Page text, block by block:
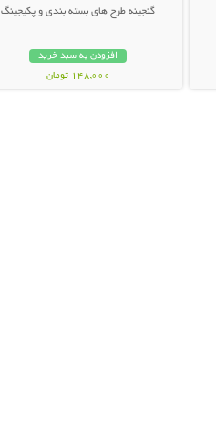
گنجینه طرح های بسته بندی و پکیجینگ
افزودن به سبد خرید
148,000 تومان